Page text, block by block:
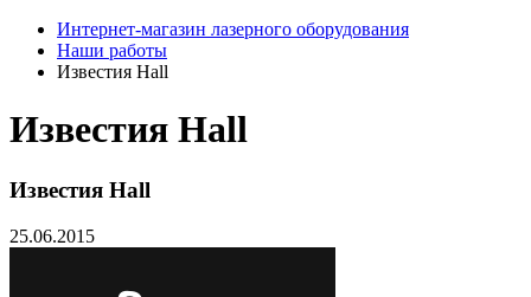
Интернет-магазин лазерного оборудования
Наши работы
Известия Hall
Известия Hall
Известия Hall
25.06.2015